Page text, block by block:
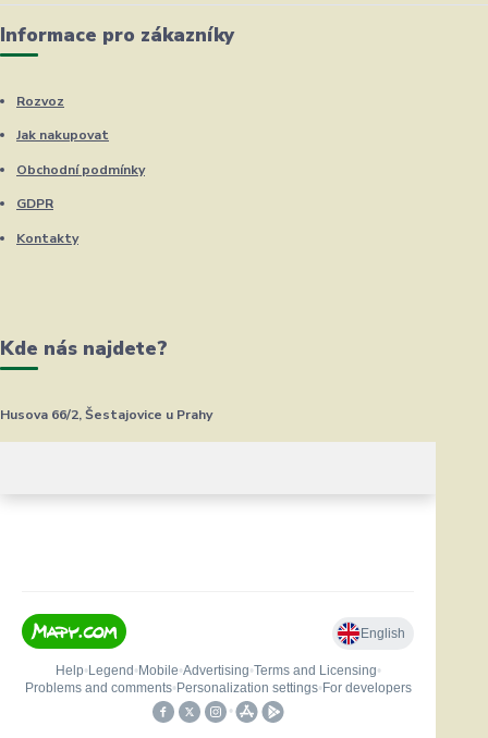
Informace pro zákazníky
Rozvoz
Jak nakupovat
Obchodní podmínky
GDPR
Kontakty
Kde nás najdete?
Husova 66/2, Šestajovice u Prahy